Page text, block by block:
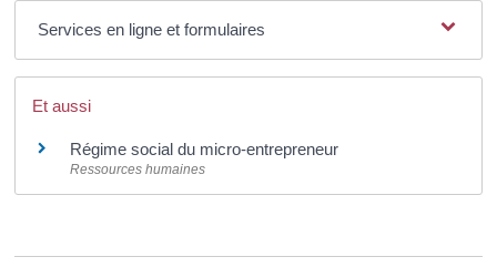
Services en ligne et formulaires
Et aussi
Régime social du micro-entrepreneur
Ressources humaines